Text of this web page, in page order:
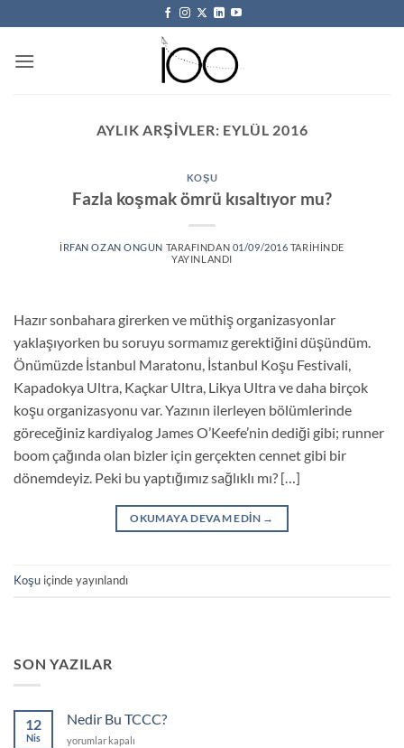
atla
AYLIK ARŞIVLER: EYLÜL 2016
KOŞU
Fazla koşmak ömrü kısaltıyor mu?
İRFAN OZAN ONGUN TARAFINDAN 01/09/2016 TARIHINDE
YAYINLANDI
Hazır sonbahara girerken ve müthiş organizasyonlar
yaklaşıyorken bu soruyu sormamız gerektiğini düşündüm.
Önümüzde İstanbul Maratonu, İstanbul Koşu Festivali,
Kapadokya Ultra, Kaçkar Ultra, Likya Ultra ve daha birçok
koşu organizasyonu var. Yazının ilerleyen bölümlerinde
göreceğiniz kardiyalog James O’Keefe’nin dediği gibi; runner
boom çağında olan bizler için gerçekten cennet gibi bir
dönemdeyiz. Peki bu yaptığımız sağlıklı mı? […]
OKUMAYA DEVAM EDIN →
Koşu içinde yayınlandı
SON YAZILAR
12
Nis
Nedir Bu TCCC?
Nedir
yorumlar kapalı